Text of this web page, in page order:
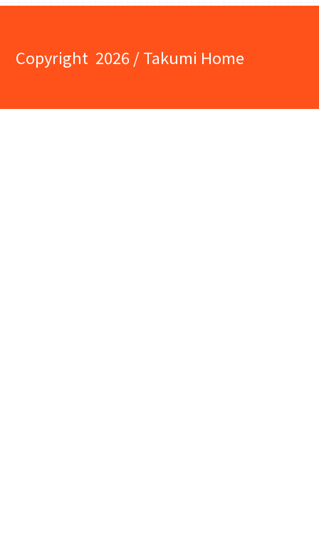
Copyright 2026 / Takumi Home